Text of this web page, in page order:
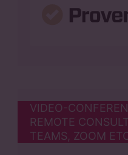
VIDEO-
REMOTE
TEAMS, ZOOM